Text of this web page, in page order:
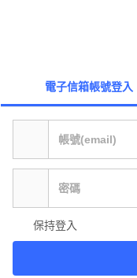
電子信箱帳號登入
保持登入